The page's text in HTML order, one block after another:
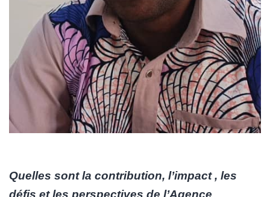
Quelles sont la contribution, l’impact , les
défis et les perspectives de l’Agence